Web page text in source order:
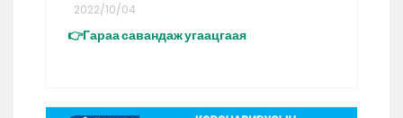
2022/10/04
👉Гараа савандаж угаацгаая